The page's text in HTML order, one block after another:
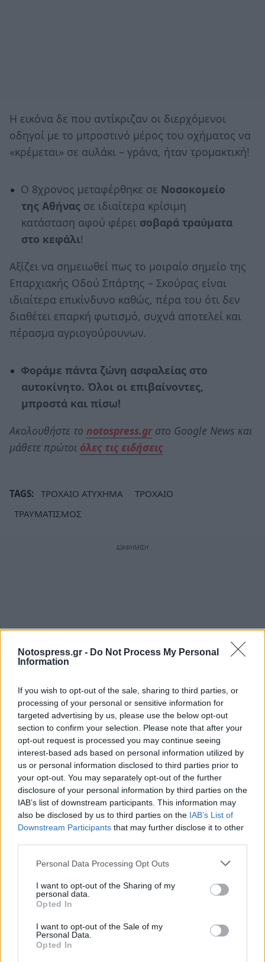
Notospress.gr - Do Not Process My Personal
Information
If you wish to opt-out of the sale, sharing to third parties, or
processing of your personal or sensitive information for
targeted advertising by us, please use the below opt-out
section to confirm your selection. Please note that after your
opt-out request is processed you may continue seeing
interest-based ads based on personal information utilized by
us or personal information disclosed to third parties prior to
your opt-out. You may separately opt-out of the further
disclosure of your personal information by third parties on the
IAB’s list of downstream participants. This information may
also be disclosed by us to third parties on the IAB’s List of
Downstream Participants that may further disclose it to other
Personal Data Processing Opt Outs
I want to opt-out of the Sharing of my
personal data.
Opted In
I want to opt-out of the Sale of my
Personal Data.
Opted In
Η εικόνα δε που αντίκριζαν οι διερχόμενοι
οδηγοί με το μπροστινό μέρος του οχήματος να
«κρέμεται» σε αυλάκι – γράνα, ήταν τρομακτική!
Ο 8χρονος μεταφέρθηκε σε Νοσοκομείο
της Αθήναςσε ιδιαίτερα κρίσιμη
κατάσταση αφού φέρει σοβαρά τραύματα
στο κεφάλι!
Αξίζει να σημειωθεί πως το μοιραίο σημείο της
Επαρχιακής Οδού Σπάρτης – Σκούρας είναι
ιδιαίτερα επικίνδυνο καθώς, πέρα του ότι δεν
διαθέτει επαρκή φωτισμό, συχνά αποτελεί και
πέρασμα αγριογούρουνων.
Φοράμε πάντα ζώνη ασφαλείας στο
αυτοκίνητο. Όλοι οι επιβαίνοντες,
μπροστά και πίσω!
Ακολουθήστε το notospress.grστο Google News και
μάθετε πρώτοι όλες τις ειδήσεις
TAGS: ΤΡΟΧΑΙΟ ΑΤΥΧΗΜΑ
ΤΡΟΧΑΙΟ
ΤΡΑΥΜΑΤΙΣΜΟΣ
Σχετικά Άρθρα